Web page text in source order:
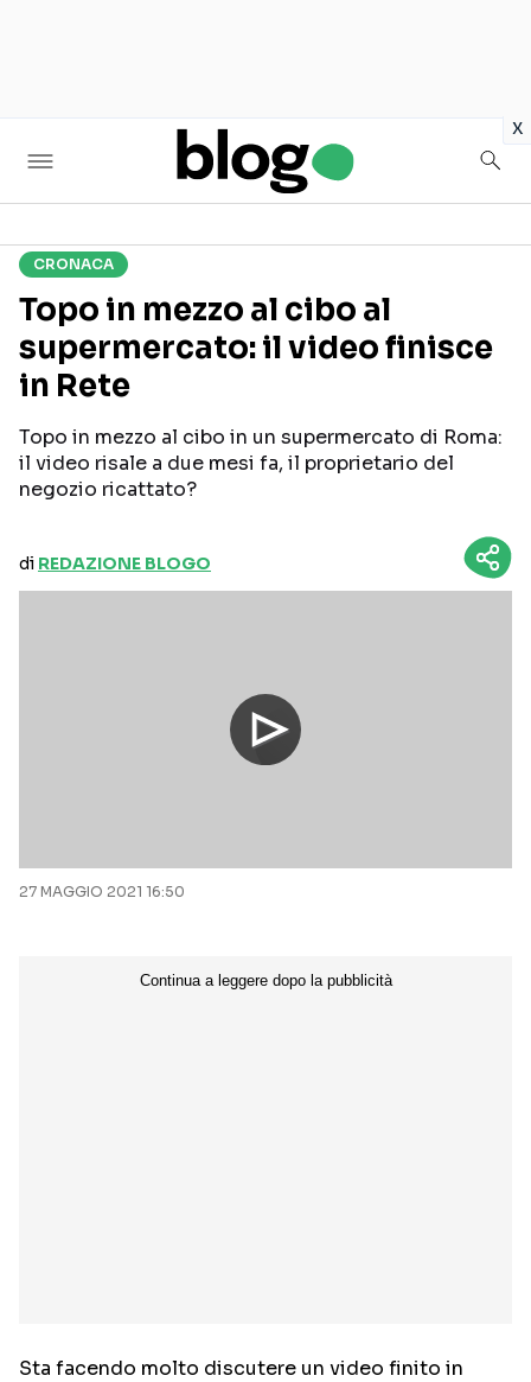
x
Seguici sui social
CRONACA
Topo in mezzo al cibo al
supermercato: il video finisce
in Rete
Topo in mezzo al cibo in un supermercato di Roma:
il video risale a due mesi fa, il proprietario del
negozio ricattato?
di REDAZIONE BLOGO
27 MAGGIO 2021 16:50
Sta facendo molto discutere un video finito in